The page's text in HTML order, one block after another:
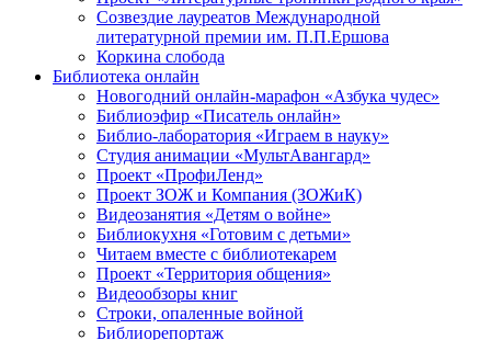
Созвездие лауреатов Международной
литературной премии им. П.П.Ершова
Коркина слобода
Библиотека онлайн
Новогодний онлайн-марафон «Азбука чудес»
Библиоэфир «Писатель онлайн»
Библио-лаборатория «Играем в науку»
Студия анимации «МультАвангард»
Проект «ПрофиЛенд»
Проект ЗОЖ и Компания (ЗОЖиК)
Видеозанятия «Детям о войне»
Библиокухня «Готовим с детьми»
Читаем вместе с библиотекарем
Проект «Территория общения»
Видеообзоры книг
Строки, опаленные войной
Библиорепортаж